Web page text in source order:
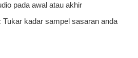
pada awal atau akhir
Tukar kadar sampel sasaran anda